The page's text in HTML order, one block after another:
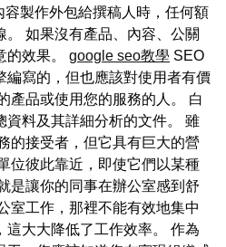
製作外包給撰稿人時，任何額
如果沒有產品、內容、公關
的效果。 google seo教學 SEO
編寫的，但也應該對使用者有價
產品或使用您的服務的人。 白
資料及其詳細分析的文件。 雖
的接受者，但它具有巨大的營
位彼此靠近，即使它們以某種
是讓你的同事在辦公室感到舒
室工作，那裡不能有效地集中
這大大降低了工作效率。 作為